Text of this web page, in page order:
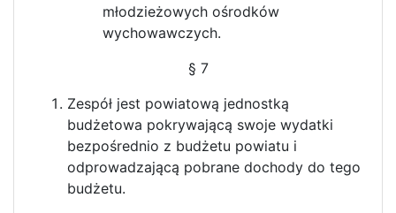
młodzieżowych ośrodków
wychowawczych.
§ 7
Zespół jest powiatową jednostką
budżetowa pokrywającą swoje wydatki
bezpośrednio z budżetu powiatu i
odprowadzającą pobrane dochody do tego
budżetu.